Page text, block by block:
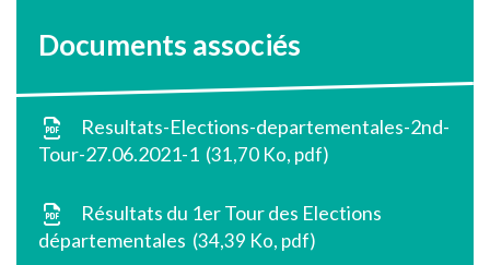
Documents associés
Resultats-Elections-departementales-2nd-
Tour-27.06.2021-1 31,70 Ko, pdf
Résultats du 1er Tour des Elections
départementales 34,39 Ko, pdf